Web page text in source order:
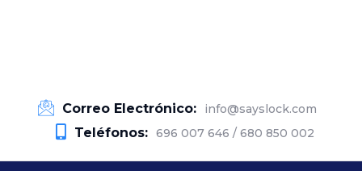
Correo Electrónico: info@sayslock.com
Teléfonos: 696 007 646 / 680 850 002